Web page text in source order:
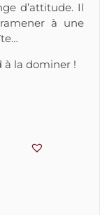
d’attitude. Il
à une
à la dominer !